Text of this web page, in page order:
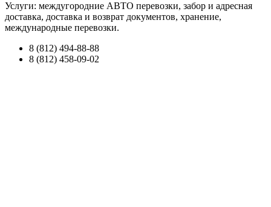
Услуги: междугородние АВТО перевозки, забор и адресная
доставка, доставка и возврат документов, хранение,
международные перевозки.
8 (812) 494-88-88
8 (812) 458-09-02